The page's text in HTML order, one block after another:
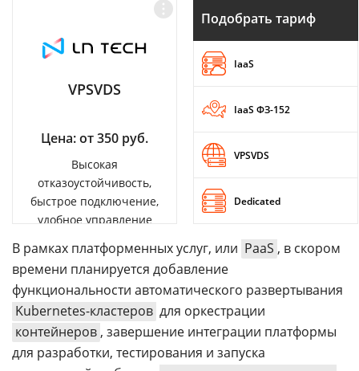
VPSVDS
Цена: от 350 руб.
Высокая
отказоустойчивость,
быстрое подключение,
удобное управление
Подобрать тариф
IaaS
IaaS ФЗ-152
VPSVDS
Dedicated
В рамках платформенных услуг, или PaaS , в скором
времени планируется добавление
функциональности автоматического развертывания
Kubernetes-кластеров для оркестрации
контейнеров , завершение интеграции платформы
для разработки, тестирования и запуска